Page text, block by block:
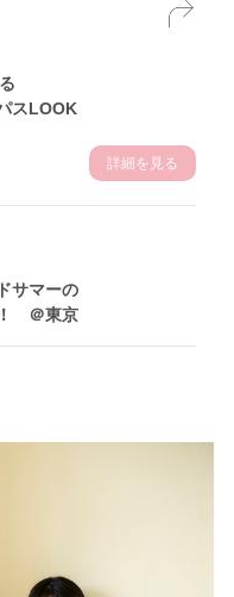
スLOOK
詳細を見る
サマーの
＠東京